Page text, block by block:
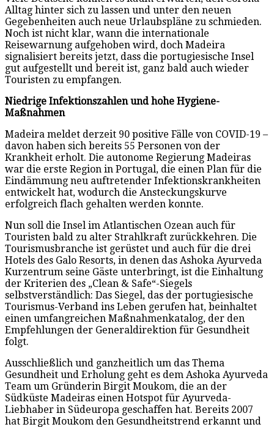
Alltag hinter sich zu lassen und unter den neuen
Gegebenheiten auch neue Urlaubspläne zu schmieden.
Noch ist nicht klar, wann die internationale
Reisewarnung aufgehoben wird, doch Madeira
signalisiert bereits jetzt, dass die portugiesische Insel
gut aufgestellt und bereit ist, ganz bald auch wieder
Touristen zu empfangen.
Niedrige Infektionszahlen und hohe Hygiene-
Maßnahmen
Madeira meldet derzeit 90 positive Fälle von COVID-19 –
davon haben sich bereits 55 Personen von der
Krankheit erholt. Die autonome Regierung Madeiras
war die erste Region in Portugal, die einen Plan für die
Eindämmung neu auftretender Infektionskrankheiten
entwickelt hat, wodurch die Ansteckungskurve
erfolgreich flach gehalten werden konnte.
Nun soll die Insel im Atlantischen Ozean auch für
Touristen bald zu alter Strahlkraft zurückkehren. Die
Tourismusbranche ist gerüstet und auch für die drei
Hotels des Galo Resorts, in denen das Ashoka Ayurveda
Kurzentrum seine Gäste unterbringt, ist die Einhaltung
der Kriterien des „Clean & Safe“-Siegels
selbstverständlich: Das Siegel, das der portugiesische
Tourismus-Verband ins Leben gerufen hat, beinhaltet
einen umfangreichen Maßnahmenkatalog, der den
Empfehlungen der Generaldirektion für Gesundheit
folgt.
Ausschließlich und ganzheitlich um das Thema
Gesundheit und Erholung geht es dem Ashoka Ayurveda
Team um Gründerin Birgit Moukom, die an der
Südküste Madeiras einen Hotspot für Ayurveda-
Liebhaber in Südeuropa geschaffen hat. Bereits 2007
hat Birgit Moukom den Gesundheitstrend erkannt und